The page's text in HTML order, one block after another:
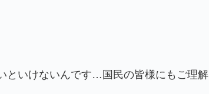
といけないんです…国民の皆様にもご理解